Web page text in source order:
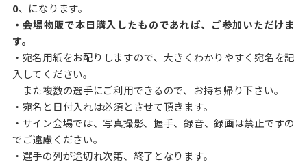
0、になります。
・会場物販で本日購入したものであれば、ご参加いただけま
す。
・宛名用紙をお配りしますので、大きくわかりやすく宛名を記
入してください。
また複数の選手にご利用できるので、お持ち帰り下さい。
・宛名と日付入れは必須とさせて頂きます。
・サイン会場では、写真撮影、握手、録音、録画は禁止ですの
でご遠慮ください。
・選手の列が途切れ次第、終了となります。